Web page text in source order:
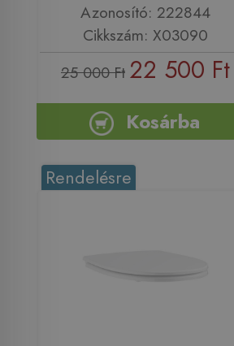
Azonosító: 222844
Cikkszám: X03090
25 000 Ft 22 500 Ft
Kosárba
Rendelésre